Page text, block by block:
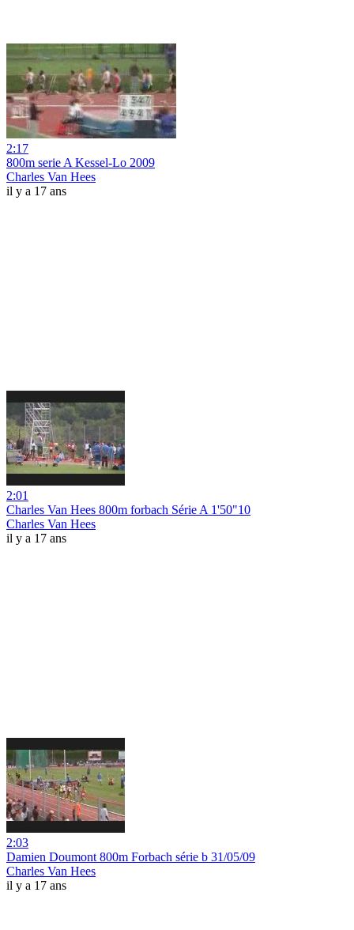
2:17
800m serie A Kessel-Lo 2009
Charles Van Hees
il y a 17 ans
2:01
Charles Van Hees 800m forbach Série A 1'50"10
Charles Van Hees
il y a 17 ans
2:03
Damien Doumont 800m Forbach série b 31/05/09
Charles Van Hees
il y a 17 ans